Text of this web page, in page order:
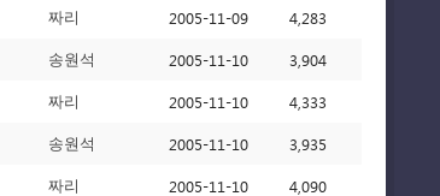
짜리 2005-11-09 4,283
송원석 2005-11-10 3,904
짜리 2005-11-10 4,333
송원석 2005-11-10 3,935
짜리 2005-11-10 4,090